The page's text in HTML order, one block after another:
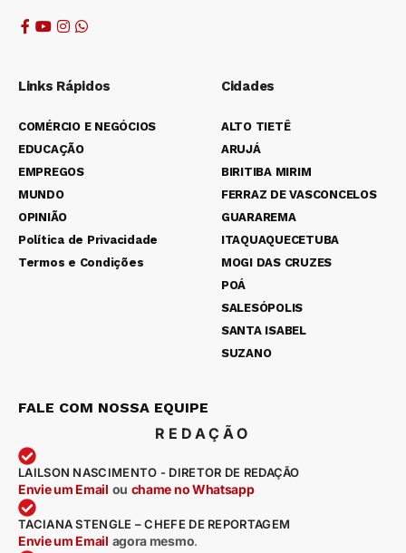
Links Rápidos
COMÉRCIO E NEGÓCIOS
EDUCAÇÃO
EMPREGOS
MUNDO
OPINIÃO
Política de Privacidade
Termos e Condições
Cidades
ALTO TIETÊ
ARUJÁ
BIRITIBA MIRIM
FERRAZ DE VASCONCELOS
GUARAREMA
ITAQUAQUECETUBA
MOGI DAS CRUZES
POÁ
SALESÓPOLIS
SANTA ISABEL
SUZANO
FALE COM NOSSA EQUIPE
REDAÇÃO
LAILSON NASCIMENTO - DIRETOR DE REDAÇÃO
Envie um Email ou chame no Whatsapp
TACIANA STENGLE – CHEFE DE REPORTAGEM
Envie um Email agora mesmo.